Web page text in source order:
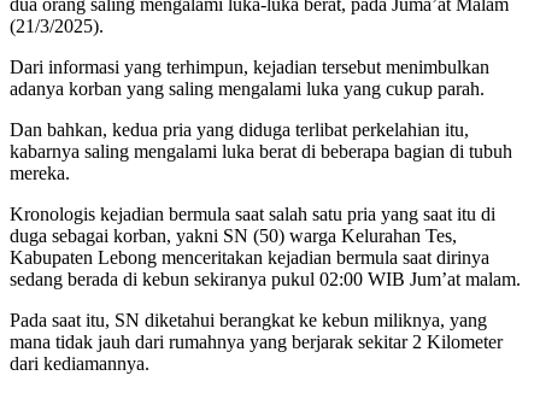
dua orang saling mengalami luka-luka berat, pada Juma’at Malam
(21/3/2025).
Dari informasi yang terhimpun, kejadian tersebut menimbulkan
adanya korban yang saling mengalami luka yang cukup parah.
Dan bahkan, kedua pria yang diduga terlibat perkelahian itu,
kabarnya saling mengalami luka berat di beberapa bagian di tubuh
mereka.
Kronologis kejadian bermula saat salah satu pria yang saat itu di
duga sebagai korban, yakni SN (50) warga Kelurahan Tes,
Kabupaten Lebong menceritakan kejadian bermula saat dirinya
sedang berada di kebun sekiranya pukul 02:00 WIB Jum’at malam.
Pada saat itu, SN diketahui berangkat ke kebun miliknya, yang
mana tidak jauh dari rumahnya yang berjarak sekitar 2 Kilometer
dari kediamannya.